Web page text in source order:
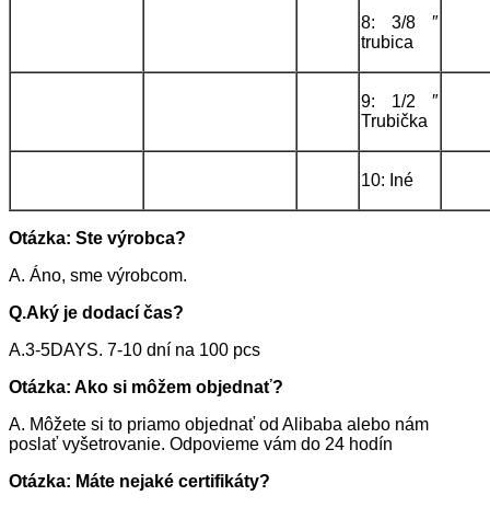
8: 3/8 ″
trubica
9: 1/2 ″
Trubička
10: Iné
Otázka: Ste výrobca?
A. Áno, sme výrobcom.
Q.Aký je dodací čas?
A.3-5DAYS. 7-10 dní na 100 pcs
Otázka: Ako si môžem objednať?
A. Môžete si to priamo objednať od Alibaba alebo nám
poslať vyšetrovanie. Odpovieme vám do 24 hodín
Otázka: Máte nejaké certifikáty?